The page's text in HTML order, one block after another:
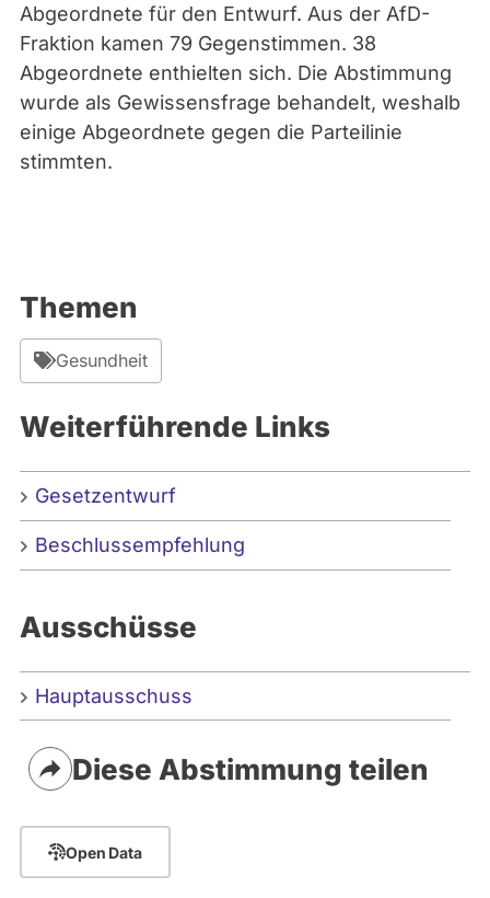
Abgeordnete für den Entwurf. Aus der AfD-
Fraktion kamen 79 Gegenstimmen. 38
Abgeordnete enthielten sich. Die Abstimmung
wurde als Gewissensfrage behandelt, weshalb
einige Abgeordnete gegen die Parteilinie
stimmten.
Themen
Gesundheit
Weiterführende Links
Gesetzentwurf
Beschlussempfehlung
Ausschüsse
Hauptausschuss
Diese Abstimmung teilen
Open Data